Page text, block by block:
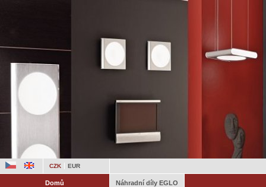
CZK EUR
Domů Náhradní díly EGLO